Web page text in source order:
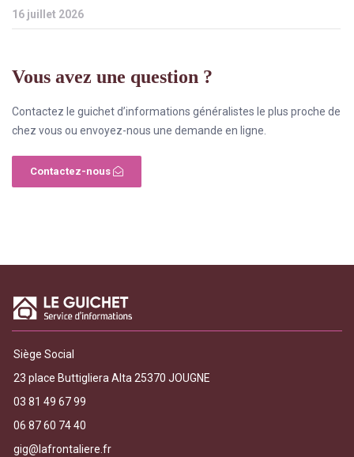
16 juillet 2026
Vous avez une question ?
Contactez le guichet d’informations généralistes le plus proche de
chez vous ou envoyez-nous une demande en ligne.
Contactez-nous
Siège Social
23 place Buttigliera Alta 25370 JOUGNE
03 81 49 67 99
06 87 60 74 40
gig@lafrontaliere.fr